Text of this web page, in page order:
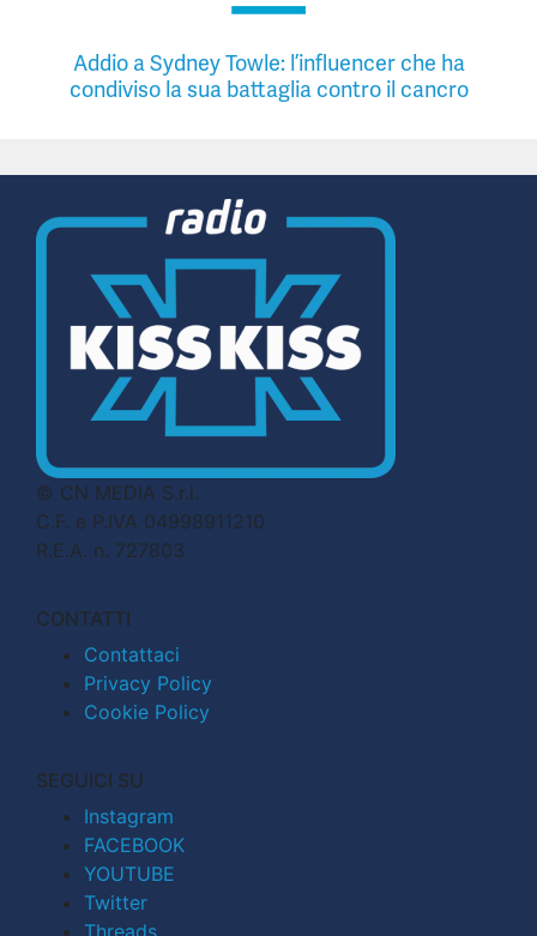
Addio a Sydney Towle: l’influencer che ha
condiviso la sua battaglia contro il cancro
© CN MEDIA S.r.l.
C.F. e P.IVA 04998911210
R.E.A. n. 727803
CONTATTI
Contattaci
Privacy Policy
Cookie Policy
SEGUICI SU
Instagram
FACEBOOK
YOUTUBE
Twitter
Threads